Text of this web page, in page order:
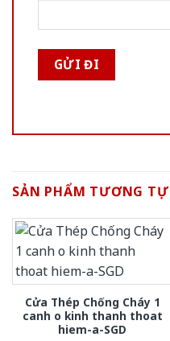
SẢN PHẨM TƯƠNG TỰ
Cửa Thép Chống Cháy 1
canh o kinh thanh thoat
hiem-a-SGD